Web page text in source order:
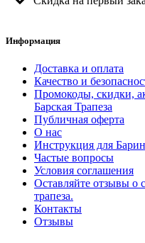
Информация
Доставка и оплата
Качество и
Промокоды, скидки,
Барская Трапеза
Публичная оферта
О нас
Инструкция для
Частые вопросы
Условия соглашения
Оставляйте отзывы о
трапеза.
Контакты
Отзывы